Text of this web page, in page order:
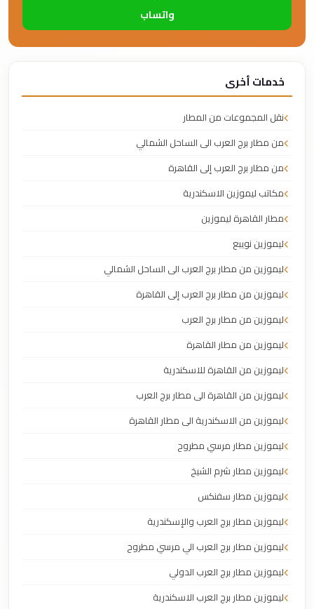
واتساب
خدمات أخرى
نقل المجموعات من المطار
من مطار برج العرب الى الساحل الشمالي
من مطار برج العرب إلى القاهرة
مكاتب ليموزين الاسكندرية
مطار القاهرة ليموزين
ليموزين نويبع
ليموزين من مطار برج العرب الى الساحل الشمالي
ليموزين من مطار برج العرب إلى القاهرة
ليموزين من مطار برج العرب
ليموزين من مطار القاهرة
ليموزين من القاهرة للاسكندرية
ليموزين من القاهرة الى مطار برج العرب
ليموزين من الاسكندرية الى مطار القاهرة
ليموزين مطار مرسي مطروح
ليموزين مطار شرم الشيخ
ليموزين مطار سفنكس
ليموزين مطار برج العرب والإسكندرية
ليموزين مطار برج العرب الي مرسي مطروح
ليموزين مطار برج العرب الدولي
ليموزين مطار برج العرب الاسكندرية